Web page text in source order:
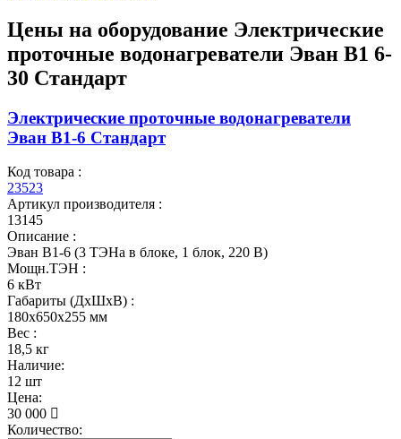
Цены на оборудование Электрические
проточные водонагреватели Эван В1 6-
30 Стандарт
Электрические проточные водонагреватели
Эван В1-6 Стандарт
Код товара :
23523
Артикул производителя :
13145
Описание :
Эван В1-6 (3 ТЭНа в блоке, 1 блок, 220 В)
Мощн.ТЭН :
6 кВт
Габариты (ДхШхВ) :
180x650x255 мм
Вес :
18,5 кг
Наличие:
12 шт
Цена:
30 000
Количество: